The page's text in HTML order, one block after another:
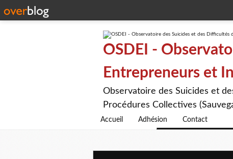
OSDEI -
Entrepreneurs et
Observatoire des Suicides et
Procédures Collectives
Accueil Adhésion Contact